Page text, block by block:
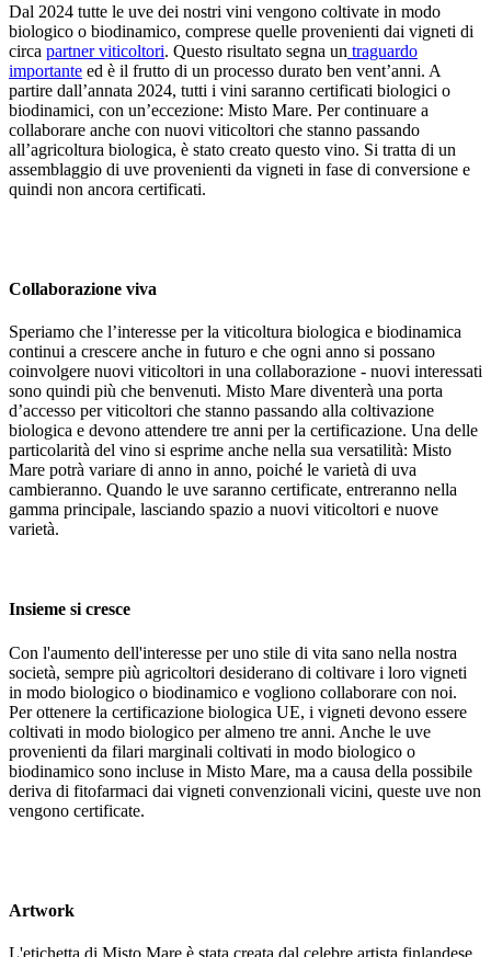
Dal 2024 tutte le uve dei nostri vini vengono coltivate in modo
biologico o biodinamico, comprese quelle provenienti dai vigneti di
circa partner viticoltori. Questo risultato segna un traguardo
importante ed è il frutto di un processo durato ben vent’anni. A
partire dall’annata 2024, tutti i vini saranno certificati biologici o
biodinamici, con un’eccezione: Misto Mare. Per continuare a
collaborare anche con nuovi viticoltori che stanno passando
all’agricoltura biologica, è stato creato questo vino. Si tratta di un
assemblaggio di uve provenienti da vigneti in fase di conversione e
quindi non ancora certificati.
Collaborazione viva
Speriamo che l’interesse per la viticoltura biologica e biodinamica
continui a crescere anche in futuro e che ogni anno si possano
coinvolgere nuovi viticoltori in una collaborazione - nuovi interessati
sono quindi più che benvenuti. Misto Mare diventerà una porta
d’accesso per viticoltori che stanno passando alla coltivazione
biologica e devono attendere tre anni per la certificazione. Una delle
particolarità del vino si esprime anche nella sua versatilità: Misto
Mare potrà variare di anno in anno, poiché le varietà di uva
cambieranno. Quando le uve saranno certificate, entreranno nella
gamma principale, lasciando spazio a nuovi viticoltori e nuove
varietà.
Insieme si cresce
Con l'aumento dell'interesse per uno stile di vita sano nella nostra
società, sempre più agricoltori desiderano di coltivare i loro vigneti
in modo biologico o biodinamico e vogliono collaborare con noi.
Per ottenere la certificazione biologica UE, i vigneti devono essere
coltivati in modo biologico per almeno tre anni. Anche le uve
provenienti da filari marginali coltivati in modo biologico o
biodinamico sono incluse in Misto Mare, ma a causa della possibile
deriva di fitofarmaci dai vigneti convenzionali vicini, queste uve non
vengono certificate.
Artwork